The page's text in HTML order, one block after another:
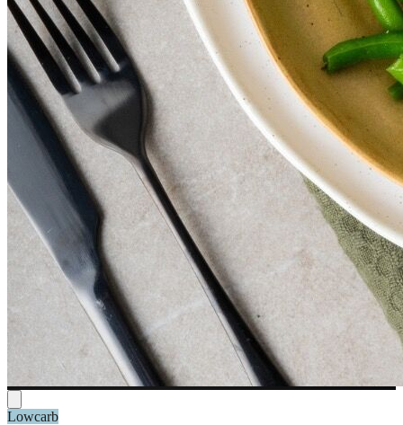
Lowcarb